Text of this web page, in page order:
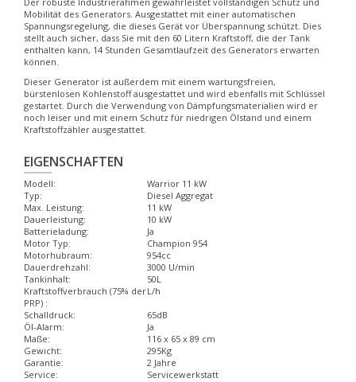
Mobilität des Generators. Ausgestattet mit einer automatischen
Spannungsregelung, die dieses Gerät vor Überspannung schützt. Dies
stellt auch sicher, dass Sie mit den 60 Litern Kraftstoff, die der Tank
enthalten kann, 14 Stunden Gesamtlaufzeit des Generators erwarten
können.
Dieser Generator ist außerdem mit einem wartungsfreien,
bürstenlosen Kohlenstoff ausgestattet und wird ebenfalls mit Schlüssel
gestartet. Durch die Verwendung von Dämpfungsmaterialien wird er
noch leiser und mit einem Schutz für niedrigen Ölstand und einem
Kraftstoffzähler ausgestattet.
EIGENSCHAFTEN
Modell:
Warrior 11 kW
Typ:
Diesel Aggregat
Max. Leistung:
11 kW
Dauerleistung:
10 kW
Batterieladung:
Ja
Motor Typ:
Champion 954
Motorhubraum:
954cc
Dauerdrehzahl:
3000 U/min
Tankinhalt:
50L
Kraftstoffverbrauch (75% der
PRP) :
L/h
Schalldruck:
65dB
Öl-Alarm:
Ja
Maße:
116 x 65 x 89 cm
Gewicht:
295Kg
Garantie:
2 Jahre
Service:
Servicewerkstatt